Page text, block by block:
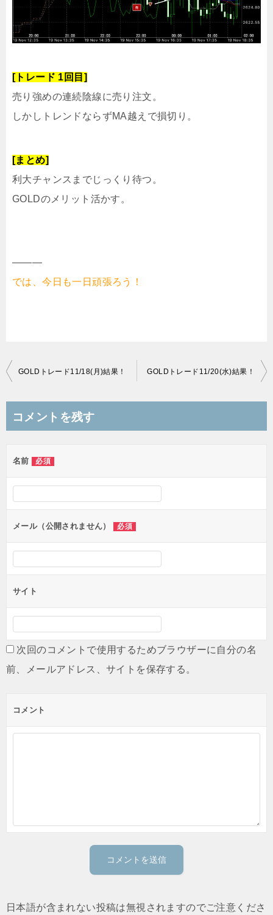
[トレード 1回目]
売り強めの連続陰線に売り注文。
しかしトレンドならずMA越えで損切り。
[まとめ]
利大チャンスまでじっくり待つ。
GOLDのメリット活かす。
———
では、今日も一日頑張ろう！
投
ビ
ー
シ
ョ
ン
GOLDトレード11/18(月)結果！ GOLDトレード11/20(水)結果！
コメントを残す
名前 必須
メール（公開されません） 必須
サイト
次回のコメントで使用するためブラウザーに自分の名
前、メールアドレス、サイトを保存する。
コメント
日本語が含まれない投稿は無視されますのでご注意くださ